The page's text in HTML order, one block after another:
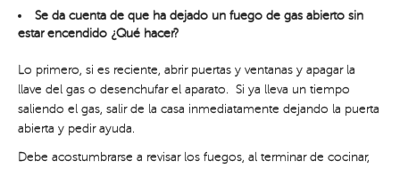
Se da cuenta de que ha dejado un fuego de gas abierto sin
estar encendido ¿Qué hacer?
Lo primero, si es reciente, abrir puertas y ventanas y apagar la
llave del gas o desenchufar el aparato. Si ya lleva un tiempo
saliendo el gas, salir de la casa inmediatamente dejando la puerta
abierta y pedir ayuda.
Debe acostumbrarse a revisar los fuegos, al terminar de cocinar,